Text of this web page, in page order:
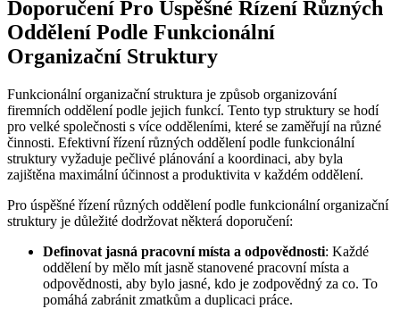
Doporučení Pro Úspěšné Řízení Různých
Oddělení Podle Funkcionální
Organizační Struktury
Funkcionální organizační struktura je způsob organizování
firemních oddělení podle jejich funkcí. Tento typ struktury se hodí
pro velké společnosti s více odděleními, které se zaměřují na různé
činnosti. Efektivní řízení různých oddělení podle funkcionální
struktury vyžaduje pečlivé plánování a koordinaci, aby byla
zajištěna maximální účinnost a produktivita v každém oddělení.
Pro úspěšné řízení různých oddělení podle funkcionální organizační
struktury je důležité dodržovat některá doporučení:
Definovat jasná pracovní místa a odpovědnosti: Každé
oddělení by mělo mít jasně stanovené pracovní místa a
odpovědnosti, aby bylo jasné, kdo je zodpovědný za co. To
pomáhá zabránit zmatkům a duplicaci práce.